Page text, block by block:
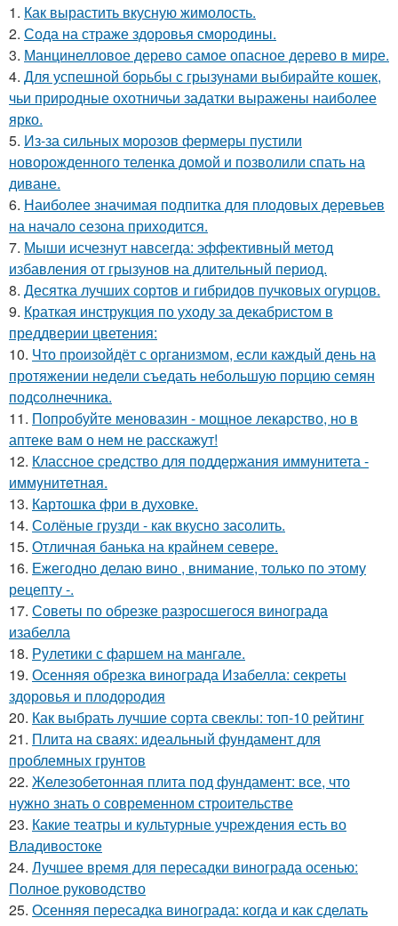
1. Как вырастить вкусную жимолость.
2. Сода на страже здоровья смородины.
3. Манцинелловое дерево самое опасное дерево в мире.
4. Для успешной борьбы с грызунами выбирайте кошек,
чьи природные охотничьи задатки выражены наиболее
ярко.
5. Из-за сильных морозов фермеры пустили
новорожденного теленка домой и позволили спать на
диване.
6. Наиболее значимая подпитка для плодовых деревьев
на начало сезона приходится.
7. Мыши исчезнут навсегда: эффективный метод
избавления от грызунов на длительный период.
8. Десятка лучших сортов и гибридов пучковых огурцов.
9. Краткая инструкция по уходу за декабристом в
преддверии цветения:
10. Что произойдёт с организмом, если каждый день на
протяжении недели съедать небольшую порцию семян
подсолнечника.
11. Попробуйте меновазин - мощное лекарство, но в
аптеке вам о нем не расскажут!
12. Классное средство для поддержания иммунитета -
иммyнитeтнaя.
13. Картошка фри в духовке.
14. Солёные грузди - как вкусно засолить.
15. Отличная банька на крайнем севере.
16. Ежегодно делаю вино , внимание, только по этому
рецепту -.
17. Советы по обрезке разросшегося винограда
изабелла
18. Рулетики с фаршем на мангале.
19. Осенняя обрезка винограда Изабелла: секреты
здоровья и плодородия
20. Как выбрать лучшие сорта свеклы: топ-10 рейтинг
21. Плита на сваях: идеальный фундамент для
проблемных грунтов
22. Железобетонная плита под фундамент: все, что
нужно знать о современном строительстве
23. Какие театры и культурные учреждения есть во
Владивостоке
24. Лучшее время для пересадки винограда осенью:
Полное руководство
25. Осенняя пересадка винограда: когда и как сделать